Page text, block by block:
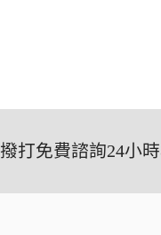
撥打免費諮詢24小